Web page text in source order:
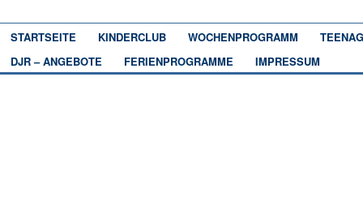
STARTSEITE KINDERCLUB WOCHENPROGRAMM
DJR – ANGEBOTE
FERIENPROGRAMME IMPRESSUM